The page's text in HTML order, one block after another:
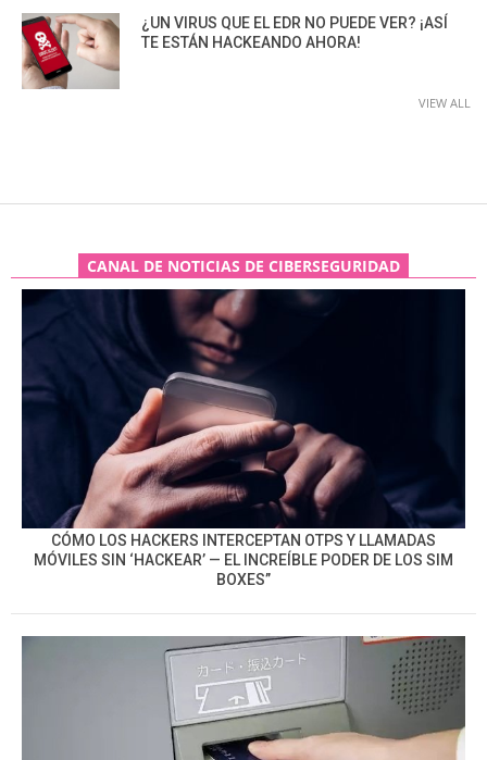
¿UN VIRUS QUE EL EDR NO PUEDE VER? ¡ASÍ
TE ESTÁN HACKEANDO AHORA!
VIEW ALL
CANAL DE NOTICIAS DE CIBERSEGURIDAD
CÓMO LOS HACKERS INTERCEPTAN OTPS Y LLAMADAS
MÓVILES SIN ‘HACKEAR’ — EL INCREÍBLE PODER DE LOS SIM
BOXES”